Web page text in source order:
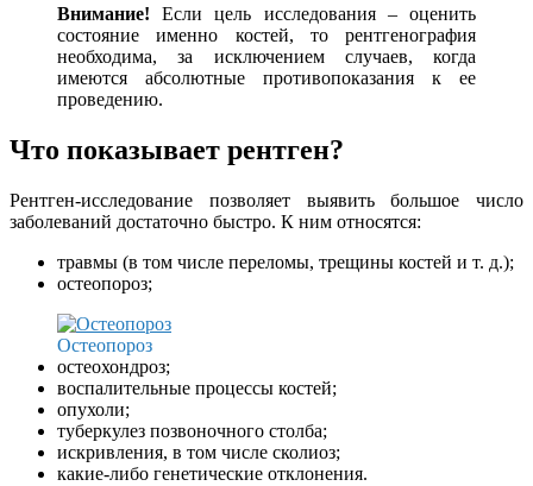
Внимание! Если цель исследования – оценить
состояние именно костей, то рентгенография
необходима, за исключением случаев, когда
имеются абсолютные противопоказания к ее
проведению.
Что показывает рентген?
Рентген-исследование позволяет выявить большое число
заболеваний достаточно быстро. К ним относятся:
травмы (в том числе переломы, трещины костей и т. д.);
остеопороз;
Остеопороз
остеохондроз;
воспалительные процессы костей;
опухоли;
туберкулез позвоночного столба;
искривления, в том числе сколиоз;
какие-либо генетические отклонения.